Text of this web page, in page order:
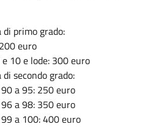
di primo grado:
euro
10 e lode: 300 euro
secondo grado:
a 95: 250 euro
a 98: 350 euro
a 100: 400 euro